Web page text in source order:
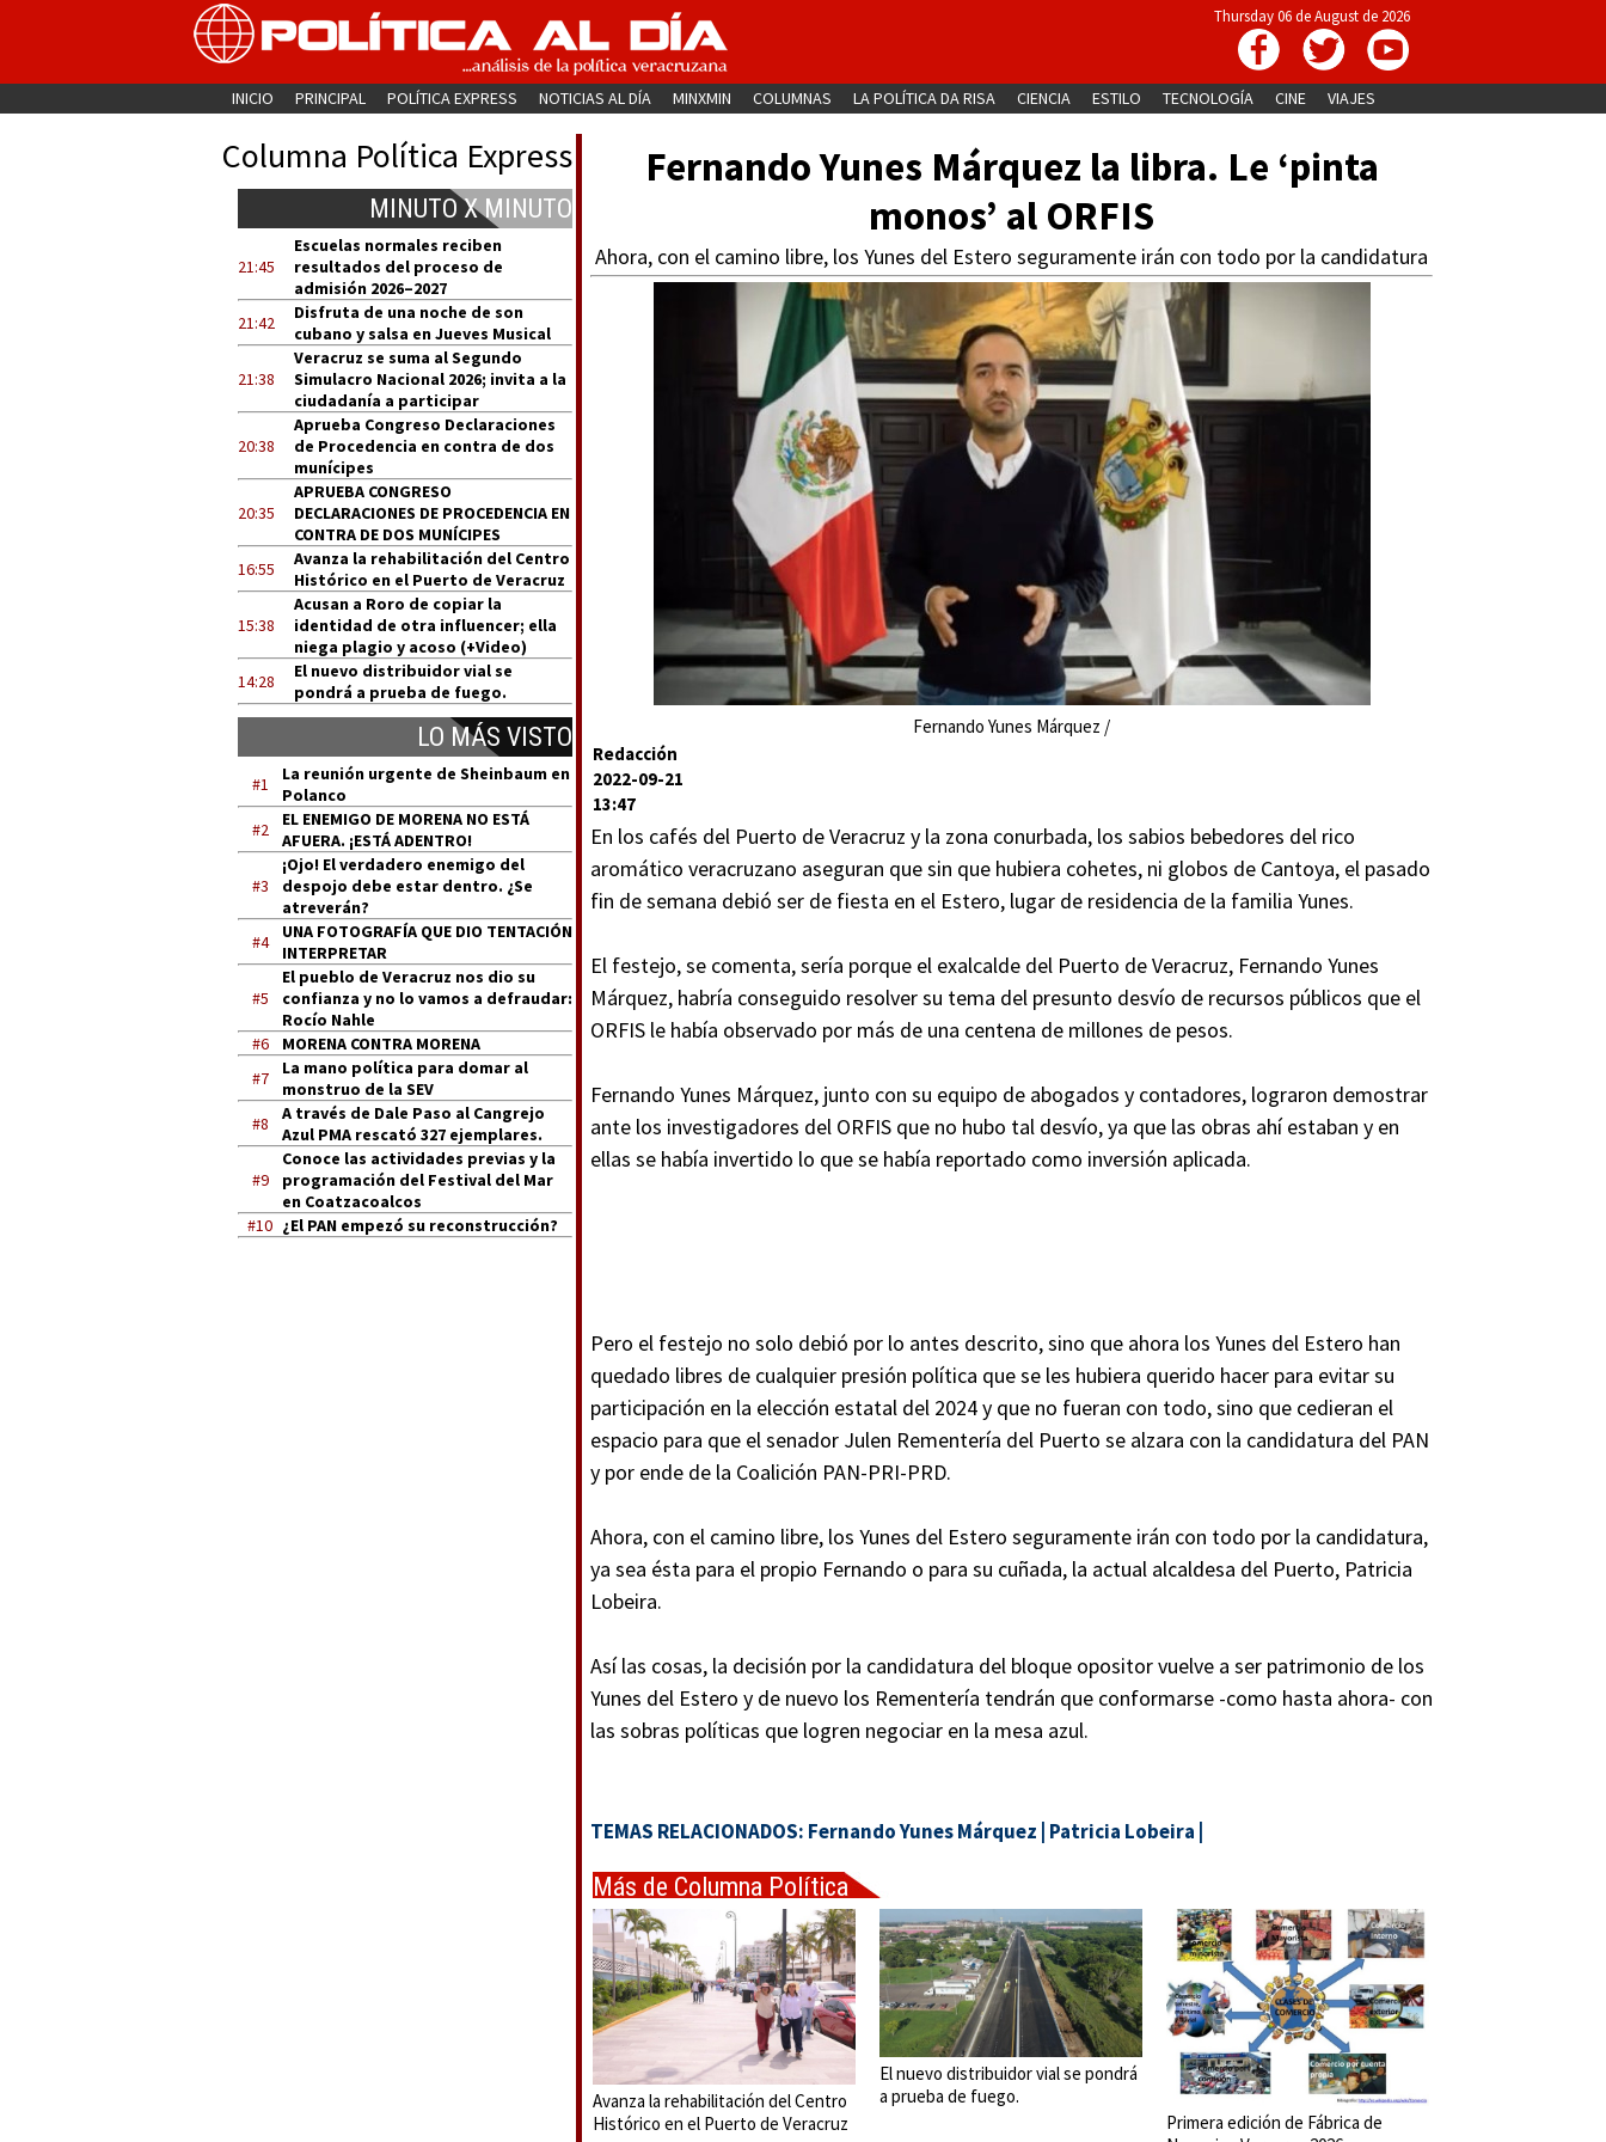
Thursday 06 de August de 2026
INICIO PRINCIPAL POLÍTICA EXPRESS NOTICIAS AL DÍA MINXMIN COLUMNAS LA POLÍTICA DA RISA CIENCIA ESTILO TECNOLOGÍA CINE VIAJES
Columna Política Express
MINUTO X MINUTO
21:45
Escuelas normales reciben
resultados del proceso de
admisión 2026–2027
21:42
Disfruta de una noche de son
cubano y salsa en Jueves Musical
21:38
Veracruz se suma al Segundo
Simulacro Nacional 2026; invita a la
ciudadanía a participar
20:38
Aprueba Congreso Declaraciones
de Procedencia en contra de dos
munícipes
20:35
APRUEBA CONGRESO
DECLARACIONES DE PROCEDENCIA EN
CONTRA DE DOS MUNÍCIPES
16:55
Avanza la rehabilitación del Centro
Histórico en el Puerto de Veracruz
15:38
Acusan a Roro de copiar la
identidad de otra influencer; ella
niega plagio y acoso (+Video)
14:28
El nuevo distribuidor vial se
pondrá a prueba de fuego.
LO MÁS VISTO
#1
La reunión urgente de Sheinbaum en
Polanco
#2
EL ENEMIGO DE MORENA NO ESTÁ
AFUERA. ¡ESTÁ ADENTRO!
#3
¡Ojo! El verdadero enemigo del
despojo debe estar dentro. ¿Se
atreverán?
#4
UNA FOTOGRAFÍA QUE DIO TENTACIÓN
INTERPRETAR
#5
El pueblo de Veracruz nos dio su
confianza y no lo vamos a defraudar:
Rocío Nahle
#6
MORENA CONTRA MORENA
#7
La mano política para domar al
monstruo de la SEV
#8
A través de Dale Paso al Cangrejo
Azul PMA rescató 327 ejemplares.
#9
Conoce las actividades previas y la
programación del Festival del Mar
en Coatzacoalcos
#10 ¿El PAN empezó su reconstrucción?
Fernando Yunes Márquez la libra. Le ‘pinta
monos’ al ORFIS
Ahora, con el camino libre, los Yunes del Estero seguramente irán con todo por la candidatura
Fernando Yunes Márquez /
Redacción
2022-09-21
13:47
En los cafés del Puerto de Veracruz y la zona conurbada, los sabios bebedores del rico
aromático veracruzano aseguran que sin que hubiera cohetes, ni globos de Cantoya, el pasado
fin de semana debió ser de fiesta en el Estero, lugar de residencia de la familia Yunes.
El festejo, se comenta, sería porque el exalcalde del Puerto de Veracruz, Fernando Yunes
Márquez, habría conseguido resolver su tema del presunto desvío de recursos públicos que el
ORFIS le había observado por más de una centena de millones de pesos.
Fernando Yunes Márquez, junto con su equipo de abogados y contadores, lograron demostrar
ante los investigadores del ORFIS que no hubo tal desvío, ya que las obras ahí estaban y en
ellas se había invertido lo que se había reportado como inversión aplicada.
Pero el festejo no solo debió por lo antes descrito, sino que ahora los Yunes del Estero han
quedado libres de cualquier presión política que se les hubiera querido hacer para evitar su
participación en la elección estatal del 2024 y que no fueran con todo, sino que cedieran el
espacio para que el senador Julen Rementería del Puerto se alzara con la candidatura del PAN
y por ende de la Coalición PAN-PRI-PRD.
Ahora, con el camino libre, los Yunes del Estero seguramente irán con todo por la candidatura,
ya sea ésta para el propio Fernando o para su cuñada, la actual alcaldesa del Puerto, Patricia
Lobeira.
Así las cosas, la decisión por la candidatura del bloque opositor vuelve a ser patrimonio de los
Yunes del Estero y de nuevo los Rementería tendrán que conformarse -como hasta ahora- con
las sobras políticas que logren negociar en la mesa azul.
TEMAS RELACIONADOS: Fernando Yunes Márquez Patricia Lobeira
Más de Columna Política
Express
Avanza la rehabilitación del Centro
Histórico en el Puerto de Veracruz
El nuevo distribuidor vial se pondrá
a prueba de fuego.
Primera edición de Fábrica de